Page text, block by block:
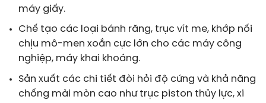
máy giấy.
Chế tạo các loại bánh răng, trục vít me, khớp nối
chịu mô-men xoắn cực lớn cho các máy công
nghiệp, máy khai khoáng.
Sản xuất các chi tiết đòi hỏi độ cứng và khả năng
chống mài mòn cao như trục piston thủy lực, xi